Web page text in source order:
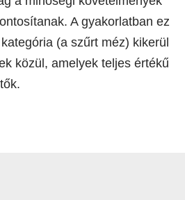
A gyakorlatban ez
(a szűrt méz) kikerül
közül, amelyek teljes értékű